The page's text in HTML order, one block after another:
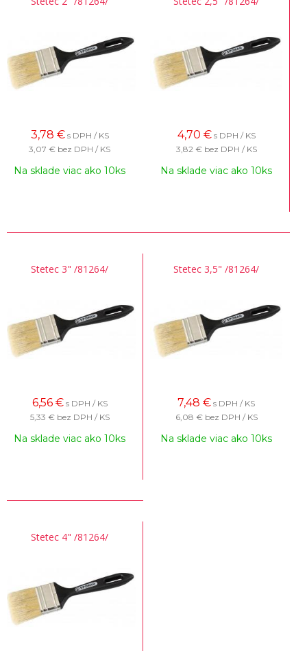
3,78 € s DPH / KS
3,07 € bez DPH / KS
Na sklade viac ako 10ks
4,70 € s DPH / KS
3,82 € bez DPH / KS
Na sklade viac ako 10ks
Stetec 3" /81264/
6,56 € s DPH / KS
5,33 € bez DPH / KS
Na sklade viac ako 10ks
Stetec 3,5" /81264/
7,48 € s DPH / KS
6,08 € bez DPH / KS
Na sklade viac ako 10ks
Stetec 4" /81264/